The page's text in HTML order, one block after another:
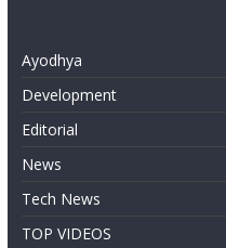
Ayodhya
Development
Editorial
News
Tech News
TOP VIDEOS